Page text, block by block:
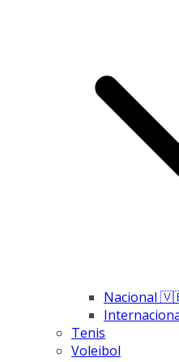
Nacional
Tenis
Voleibol